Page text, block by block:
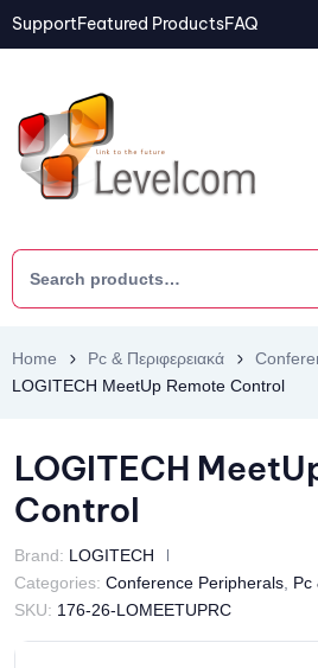
SupportFeatured ProductsFAQ
Home Pc & Περιφερειακά
LOGITECH MeetUp Remote Control
LOGITECH
Control
Brand: LOGITECH
Categories: Conference Peripherals Pc
SKU: 176-26-LOMEETUPRC